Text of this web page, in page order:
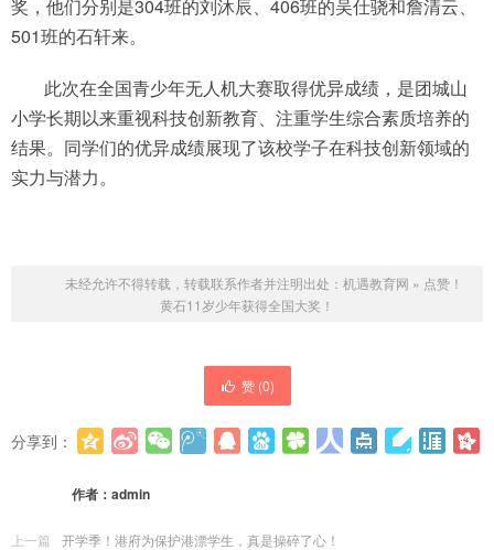
奖，他们分别是304班的刘沐辰、406班的吴仕骁和詹清云、
501班的石轩来。
此次在全国青少年无人机大赛取得优异成绩，是团城山
小学长期以来重视科技创新教育、注重学生综合素质培养的
结果。同学们的优异成绩展现了该校学子在科技创新领域的
实力与潜力。
未经允许不得转载，转载联系作者并注明出处： 机遇教育网 » 点赞！
黄石11岁少年获得全国大奖！
赞 (0)
分享到：
作者： admin
上一篇
开学季！港府为保护港漂学生，真是操碎了心！